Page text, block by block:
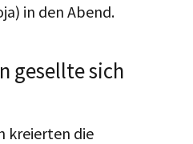
in den Abend.
gesellte sich
kreierten die